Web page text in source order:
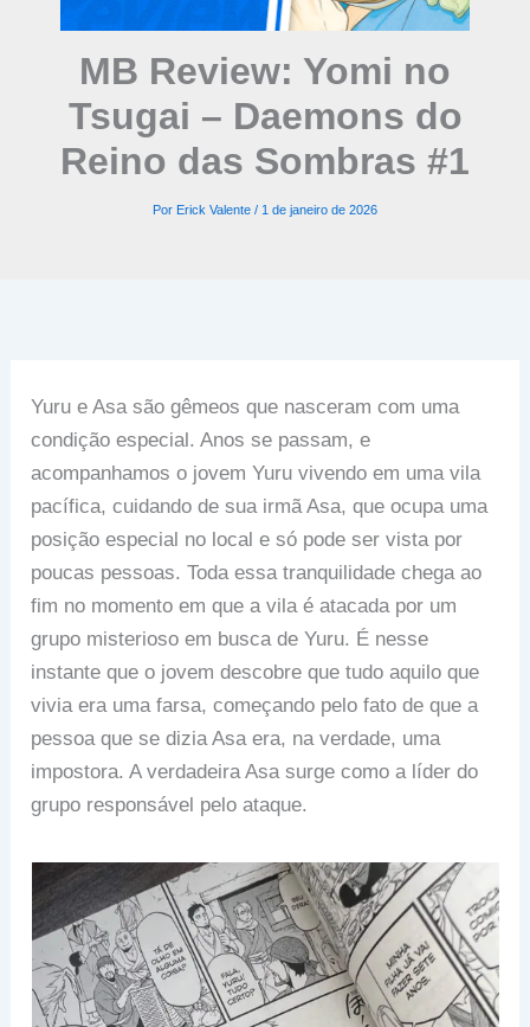
MB Review: Yomi no
Tsugai – Daemons do
Reino das Sombras #1
Por Erick Valente / 1 de janeiro de 2026
Yuru e Asa são gêmeos que nasceram com uma
condição especial. Anos se passam, e
acompanhamos o jovem Yuru vivendo em uma vila
pacífica, cuidando de sua irmã Asa, que ocupa uma
posição especial no local e só pode ser vista por
poucas pessoas. Toda essa tranquilidade chega ao
fim no momento em que a vila é atacada por um
grupo misterioso em busca de Yuru. É nesse
instante que o jovem descobre que tudo aquilo que
vivia era uma farsa, começando pelo fato de que a
pessoa que se dizia Asa era, na verdade, uma
impostora. A verdadeira Asa surge como a líder do
grupo responsável pelo ataque.